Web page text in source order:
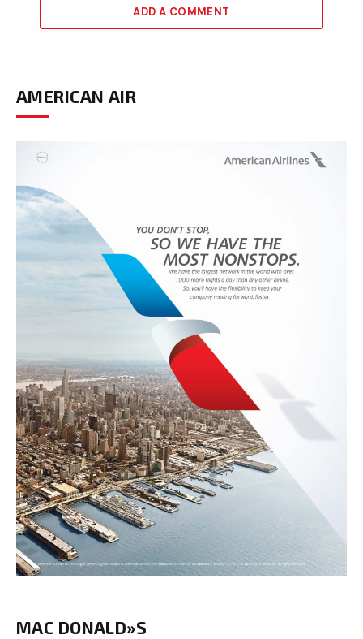
ADD A COMMENT
AMERICAN AIR
MAC DONALD»S